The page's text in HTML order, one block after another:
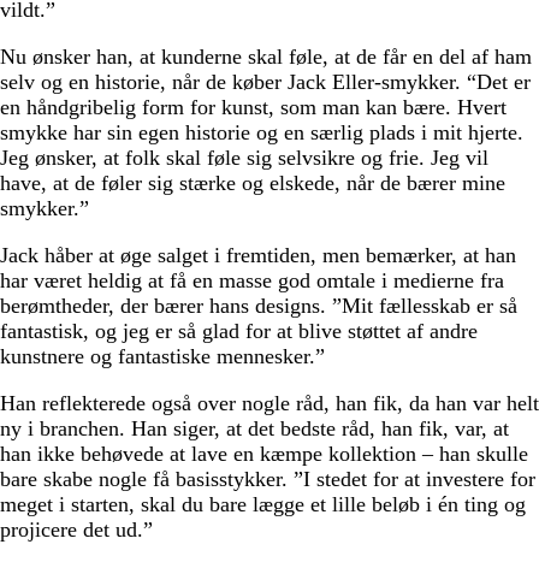
vildt.”
Nu ønsker han, at kunderne skal føle, at de får en del af ham
selv og en historie, når de køber Jack Eller-smykker. “Det er
en håndgribelig form for kunst, som man kan bære. Hvert
smykke har sin egen historie og en særlig plads i mit hjerte.
Jeg ønsker, at folk skal føle sig selvsikre og frie. Jeg vil
have, at de føler sig stærke og elskede, når de bærer mine
smykker.”
Jack håber at øge salget i fremtiden, men bemærker, at han
har været heldig at få en masse god omtale i medierne fra
berømtheder, der bærer hans designs. ”Mit fællesskab er så
fantastisk, og jeg er så glad for at blive støttet af andre
kunstnere og fantastiske mennesker.”
Han reflekterede også over nogle råd, han fik, da han var helt
ny i branchen. Han siger, at det bedste råd, han fik, var, at
han ikke behøvede at lave en kæmpe kollektion – han skulle
bare skabe nogle få basisstykker. ”I stedet for at investere for
meget i starten, skal du bare lægge et lille beløb i én ting og
projicere det ud.”